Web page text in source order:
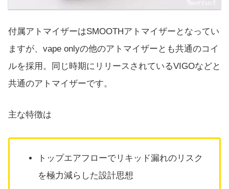
付属アトマイザーはSMOOTHアトマイザーとなってい
ますが、vape onlyの他のアトマイザーとも共通のコイ
ルを採用。同じ時期にリリースされているVIGOなどと
共通のアトマイザーです。
主な特徴は
トップエアフローでリキッド漏れのリスク
を極力減らした設計思想